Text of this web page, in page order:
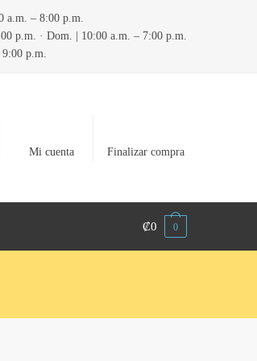
a.m. – 8:00 p.m.
p.m. · Dom. | 10:00 a.m. – 7:00 p.m.
9:00 p.m.
Mi cuenta Finalizar compra
₡0 0